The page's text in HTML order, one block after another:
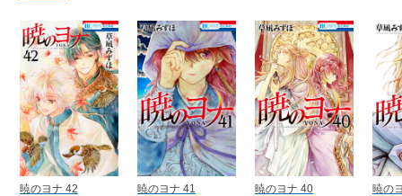
暁のヨナ 42 暁のヨナ 41 暁のヨナ 40 暁の